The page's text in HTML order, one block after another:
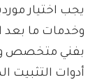
يجب اختيار
وخدمات ما بعد
بفني متخصص
أدوات